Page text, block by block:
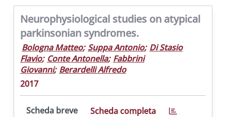
Neurophysiological studies on atypical
parkinsonian syndromes.
Bologna Matteo; Suppa Antonio; Di Stasio
Flavio; Conte Antonella; Fabbrini
Giovanni; Berardelli Alfredo
2017
Scheda breve Scheda completa